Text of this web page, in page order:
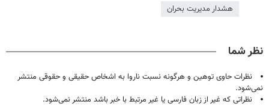
هشدار مدیریت بحران
نظر شما
نظرات حاوی توهین و هرگونه نسبت ناروا به اشخاص حقیقی و حقوقی منتشر
نمی‌شود.
نظراتی که غیر از زبان فارسی یا غیر مرتبط با خبر باشد منتشر نمی‌شود.